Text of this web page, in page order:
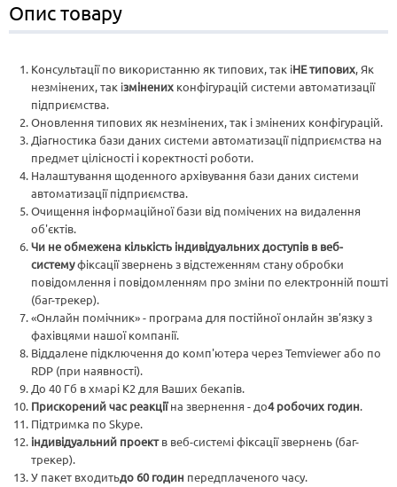
Опис товару
Консультації по використанню як типових, так іНЕ типових, Як
незмінених, так ізмінених конфігурацій системи автоматизації
підприємства.
Оновлення типових як незмінених, так і змінених конфігурацій.
Діагностика бази даних системи автоматизації підприємства на
предмет цілісності і коректності роботи.
Налаштування щоденного архівування бази даних системи
автоматизації підприємства.
Очищення інформаційної бази від помічених на видалення
об'єктів.
Чи не обмежена кількість індивідуальних доступів в веб-
системуфіксації звернень з відстеженням стану обробки
повідомлення і повідомленням про зміни по електронній пошті
(баг-трекер).
«Онлайн помічник» - програма для постійної онлайн зв'язку з
фахівцями нашої компанії.
Віддалене підключення до комп'ютера через Temviewer або по
RDP (при наявності).
До 40 Гб в хмарі К2 для Ваших бекапів.
Прискорений час реакціїна звернення - до4 робочих годин.
Підтримка по Skype.
індивідуальний проектв веб-системі фіксації звернень (баг-
трекер).
У пакет входитьдо 60 годин передплаченого часу.